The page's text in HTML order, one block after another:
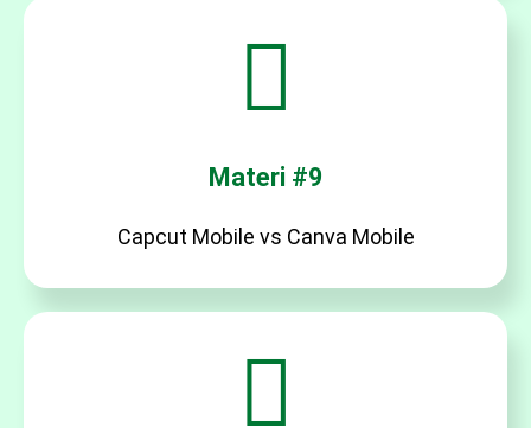
Materi #9
Capcut Mobile vs Canva Mobile